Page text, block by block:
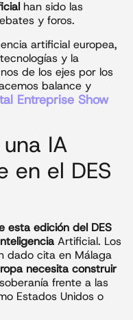
han sido las
y foros.
artificial europea,
y la
de los ejes por los
balance y
Entreprise Show
IA
en el DES
esta edición del DES
Artificial. Los
dado cita en Málaga
necesita construir
frente a las
Estados Unidos o